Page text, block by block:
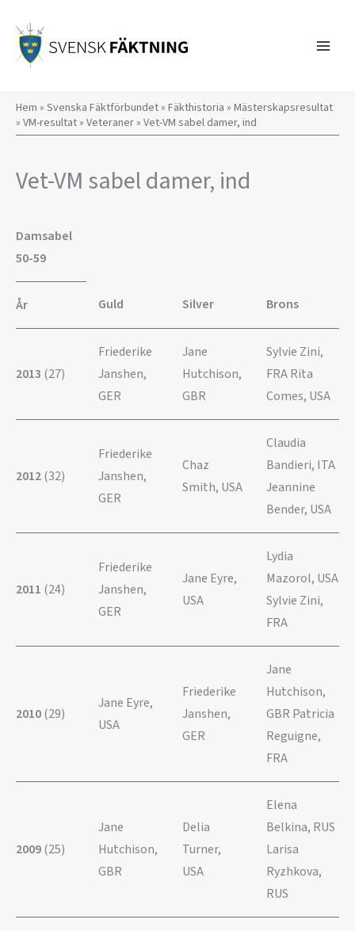
innehåll
Hem » Svenska Fäktförbundet» Fäkthistoria » Mästerskapsresultat
» VM-resultat» Veteraner» Vet-VM sabel damer, ind
Vet-VM sabel damer, ind
Damsabel
50-59
År Guld Silver Brons
2013 (27)
Friederike
Janshen,
GER
Jane
Hutchison,
GBR
Sylvie Zini,
FRA Rita
Comes, USA
2012(32)
Friederike
Janshen,
GER
Chaz
Smith, USA
Claudia
Bandieri, ITA
Jeannine
Bender, USA
2011 (24)
Friederike
Janshen,
GER
Jane Eyre,
USA
Lydia
Mazorol, USA
Sylvie Zini,
FRA
2010(29)
Jane Eyre,
USA
Friederike
Janshen,
GER
Jane
Hutchison,
GBR Patricia
Reguigne,
FRA
2009(25)
Jane
Hutchison,
GBR
Delia
Turner,
USA
Elena
Belkina, RUS
Larisa
Ryzhkova,
RUS